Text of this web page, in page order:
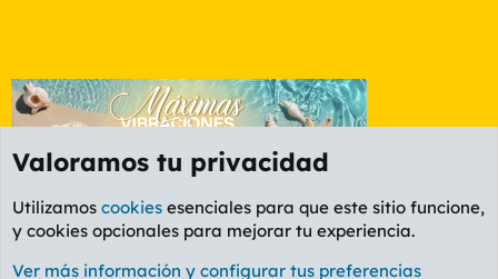
Foro General
Valoramos tu privacidad
Utilizamos cookies esenciales para que este sitio funcione,
y cookies opcionales para mejorar tu experiencia.
Ver más información y configurar tus preferencias